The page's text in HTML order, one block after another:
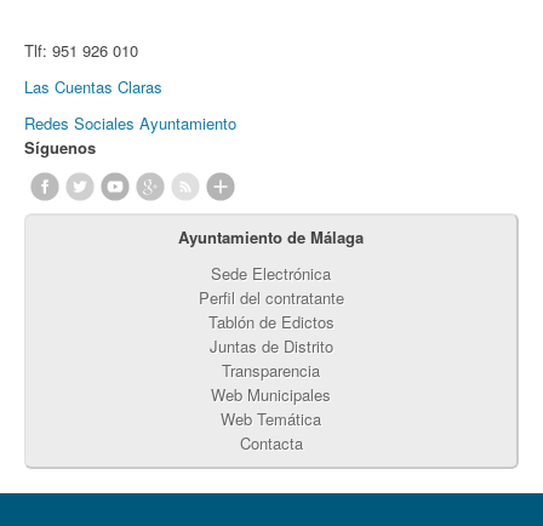
Tlf: 951 926 010
Las Cuentas Claras
Redes Sociales Ayuntamiento
Síguenos
Ayuntamiento de Málaga
Sede Electrónica
Perfil del contratante
Tablón de Edictos
Juntas de Distrito
Transparencia
Web Municipales
Web Temática
Contacta